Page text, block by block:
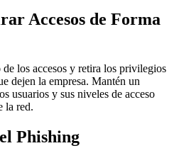
Accesos de Forma
los accesos y retira los privilegios
dejen la empresa. Mantén un
usuarios y sus niveles de acceso
la red.
Phishing